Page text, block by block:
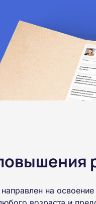
на